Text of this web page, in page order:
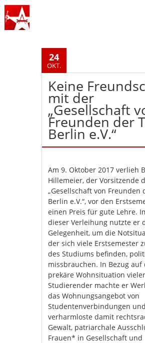
24
OKT.
Keine
mit der
„Gesellschaft
Freunden der
Berlin e.V.“
Am 9. Oktober 2017 verlieh
Hillemeier, der Vorsitzende
„Gesellschaft von Freunden
Berlin e.V.“, vor den
einen Preis für gute Lehre.
dieser Verleihung nutzte er
Gelegenheit, um die
der sich viele Erstsemester
des Studiums befinden,
missbrauchen. In Bezug auf
prekäre Wohnsituation vieler
Studierender machte er
das Wohnungsangebot von
Studentenverbindungen und
verharmloste damit
Gewalt, patriarchale
Frauen* in Gesellschaft und